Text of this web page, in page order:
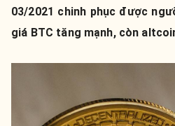
03/2021 chinh phục được
giá BTC tăng mạnh, còn